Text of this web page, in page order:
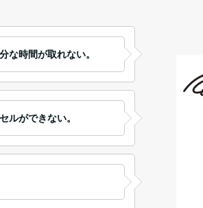
な時間が取れない。
ルができない。